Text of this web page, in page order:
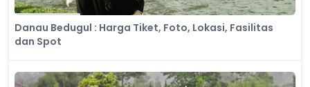
Danau Bedugul : Harga Tiket, Foto, Lokasi, Fasilitas
dan Spot